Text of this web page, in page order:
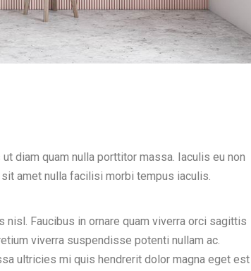
diam quam nulla porttitor massa. Iaculis eu non
amet nulla facilisi morbi tempus iaculis.
Faucibus in ornare quam viverra orci sagittis
viverra suspendisse potenti nullam ac.
ultricies mi quis hendrerit dolor magna eget est